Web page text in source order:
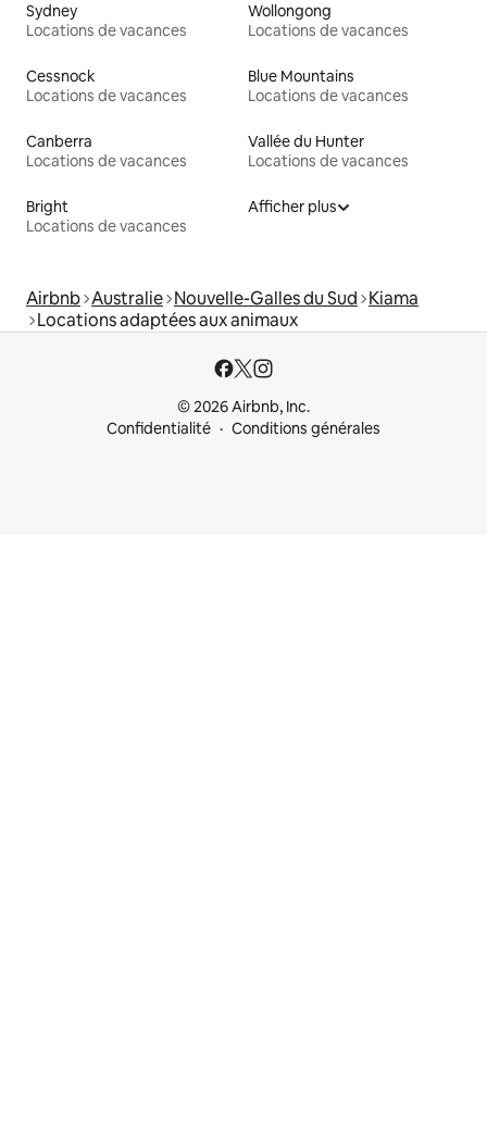
Sydney
Locations de vacances
Wollongong
Locations de vacances
Cessnock
Locations de vacances
Blue Mountains
Locations de vacances
Canberra
Locations de vacances
Vallée du Hunter
Locations de vacances
Bright
Locations de vacances
Afficher plus
Airbnb Australie Nouvelle-Galles du Sud Kiama
Locations adaptées aux animaux
© 2026 Airbnb, Inc.
Confidentialité
Conditions générales